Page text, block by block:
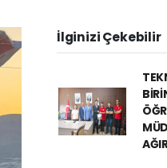
İlginizi Çekebilir